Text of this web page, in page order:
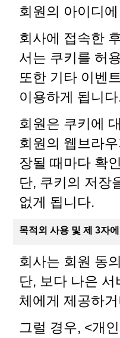
회원의 아이디
회사에 접속한
서는 쿠키를 허
또한 기타 이벤
이용하게 됩니
회원은 쿠키에
회원의 웹브라
장될 때마다 확
단, 쿠키의 저장
없게 됩니다.
목적외 사용 및 제 3자
회사는 회원 동
단, 보다 나은
체에게 제공하
그럴 경우, <개